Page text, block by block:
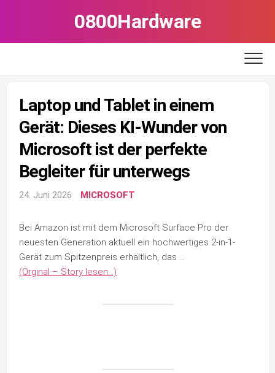
0800Hardware
Laptop und Tablet in einem
Gerät: Dieses KI-Wunder von
Microsoft ist der perfekte
Begleiter für unterwegs
24. Juni 2026 MICROSOFT
Bei Amazon ist mit dem Microsoft Surface Pro der
neuesten Generation aktuell ein hochwertiges 2-in-1-
Gerät zum Spitzenpreis erhältlich, das …
(Orginal – Story lesen…)